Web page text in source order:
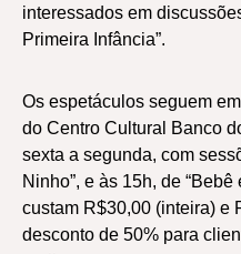
interessados em
Primeira Infância”.
Os espetáculos seguem
do Centro Cultural Banco
sexta a segunda, com
Ninho”, e às 15h, de
custam R$30,00 (inteira) e
desconto de 50% para